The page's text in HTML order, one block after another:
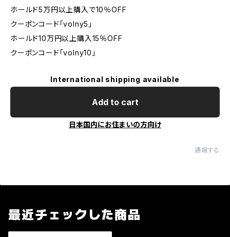
ホールド5万円以上購入で10％OFF
クーポンコード「volny5」
ホールド10万円以上購入15％OFF
クーポンコード「volny10」
International shipping available
Add to cart
日本国内にお住まいの方向け
通報する
最近チェックした商品